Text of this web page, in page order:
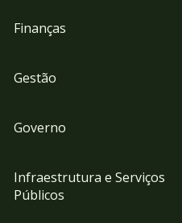
Finanças
Gestão
Governo
Infraestrutura e Serviços
Públicos